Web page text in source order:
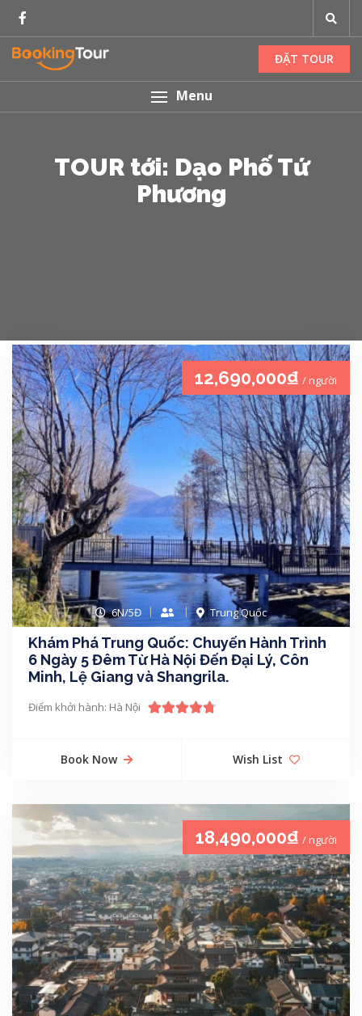
ĐẶT TOUR
Menu
TOUR tới: Dạo Phố Tứ
Phương
12,690,000₫ / người
6N/5Đ Trung Quốc
Khám Phá Trung Quốc: Chuyến Hành Trình
6 Ngày 5 Đêm Từ Hà Nội Đến Đại Lý, Côn
Minh, Lệ Giang và Shangrila.
Điểm khởi hành: Hà Nội
Book Now Wish List
18,490,000₫ / người